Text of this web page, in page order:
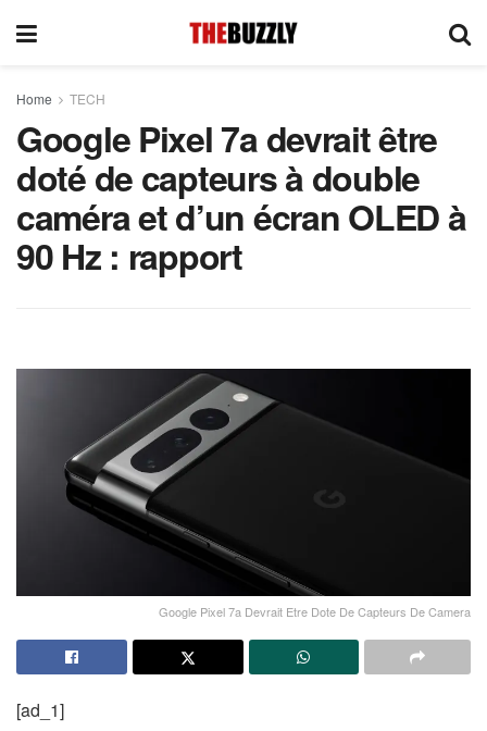
Home TECH
Google Pixel 7a devrait être
doté de capteurs à double
caméra et d’un écran OLED à
90 Hz : rapport
Google Pixel 7a Devrait Etre Dote De Capteurs De Camera
[ad_1]